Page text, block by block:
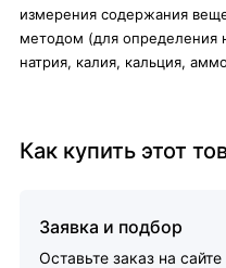
измерения содержания
методом (для определения
натрия, калия, кальция,
Как купить этот
Заявка и подбор
Оставьте заказ на